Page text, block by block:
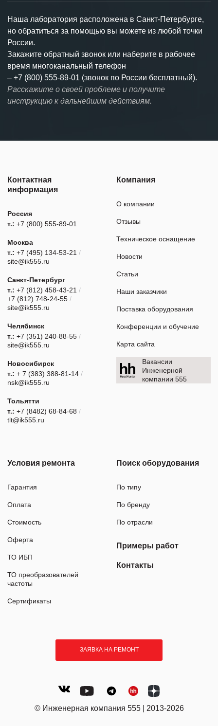
Наша лаборатория расположена в Санкт-Петербурге,
но обратиться за помощью вы можете из любой точки
России.
Закажите обратный звонок или наберите в рабочее
время многоканальный телефон
– +7 (800) 555-89-01 (звонок по России бесплатный).
Расскажите о своей проблеме и получите
инструкцию к дальнейшим действиям.
Контактная
информация
Россия
т.: +7 (800) 555-89-01
Москва
т.: +7 (495) 134-53-21 /
site@ik555.ru
Санкт-Петербург
т.: +7 (812) 458-43-21 /
+7 (812) 748-24-55 /
site@ik555.ru
Челябинск
т.: +7 (351) 240-88-55 /
site@ik555.ru
Новосибирск
т.: + 7 (383) 388-81-14 /
nsk@ik555.ru
Тольятти
т.: +7 (8482) 68-84-68 /
tlt@ik555.ru
Компания
О компании
Отзывы
Техническое оснащение
Новости
Статьи
Наши заказчики
Поставка оборудования
Конференции и обучение
Карта сайта
Вакансии
Инженерной
компании 555
Условия ремонта
Гарантия
Оплата
Стоимость
Оферта
ТО ИБП
ТО преобразователей
частоты
Сертификаты
Поиск оборудования
По типу
По бренду
По отрасли
Примеры работ
Контакты
ЗАЯВКА НА РЕМОНТ
© Инженерная компания 555 | 2013-2026